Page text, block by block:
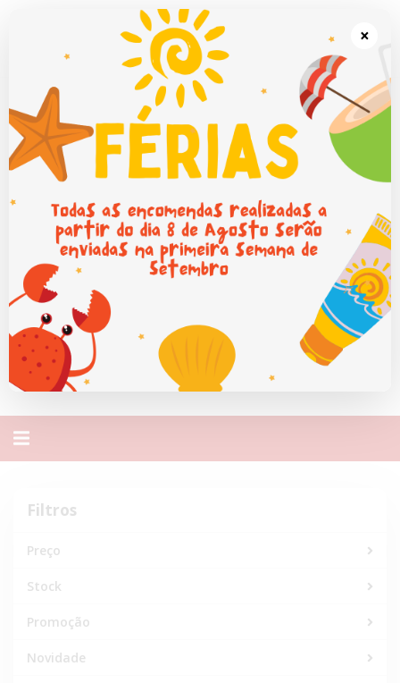
Portes grátis em Portugal Continental para encomendas superiores a
50€.
Alternar
Filtros
Preço
Stock
Promoção
Novidade
×